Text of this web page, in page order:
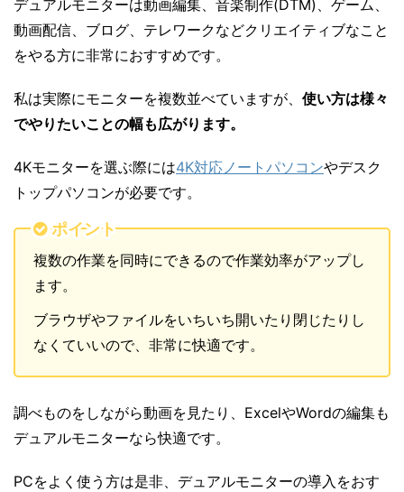
デュアルモニターは動画編集、音楽制作(DTM)、ゲーム、
動画配信、ブログ、テレワークなどクリエイティブなこと
をやる方に非常におすすめです。
私は実際にモニターを複数並べていますが、 使い方は様々
でやりたいことの幅も広がります。
4Kモニターを選ぶ際には4K対応ノートパソコンやデスク
トップパソコンが必要です。
ポイント
複数の作業を同時にできるので作業効率がアップし
ます。
ブラウザやファイルをいちいち開いたり閉じたりし
なくていいので、非常に快適です。
調べものをしながら動画を見たり、ExcelやWordの編集も
デュアルモニターなら快適です。
PCをよく使う方は是非、デュアルモニターの導入をおす